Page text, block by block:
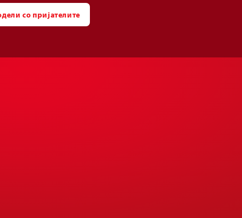
со пријателите